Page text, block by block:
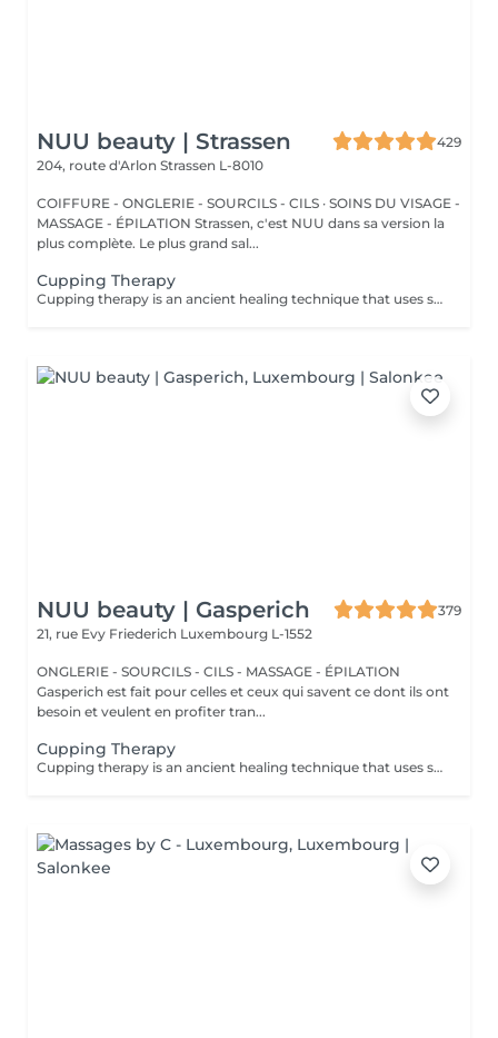
NUU beauty | Strassen
429
204, route d'Arlon Strassen L-8010
COIFFURE - ONGLERIE - SOURCILS - CILS · SOINS DU VISAGE -
MASSAGE - ÉPILATION Strassen, c'est NUU dans sa version la
plus complète. Le plus grand sal...
Cupping Therapy
Cupping therapy is an ancient healing technique that uses special cups to create gentle suction on the skin. This suction promotes blood flow, relieves muscle tension, reduces inflammation, and supports deep relaxation. The treatment can help release toxins, improve circulation, and ease chronic pain or stiffness. *Please note that cupping therapy could just be added to a massage service with includes back massage.
NUU beauty | Gasperich
379
21, rue Evy Friederich Luxembourg L-1552
ONGLERIE - SOURCILS - CILS - MASSAGE - ÉPILATION
Gasperich est fait pour celles et ceux qui savent ce dont ils ont
besoin et veulent en profiter tran...
Cupping Therapy
Cupping therapy is an ancient healing technique that uses special cups to create gentle suction on the skin. This suction promotes blood flow, relieves muscle tension, reduces inflammation, and supports deep relaxation. The treatment can help release toxins, improve circulation, and ease chronic pain or stiffness. *Please note that cupping therapy could just be added to a massage service with includes back massage.